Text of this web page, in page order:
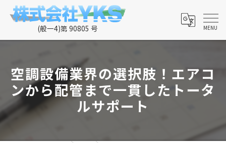
空調設備業界の選択肢！エアコ
ンから配管まで一貫したトータ
ルサポート